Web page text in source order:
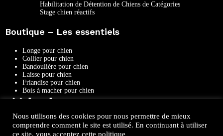
Habilitation de Détention de Chiens de Catégories
Stage chien réactifs
Boutique – Les essentiels
Longe pour chien
Collier pour chien
Bandoulière pour chien
Laisse pour chien
Friandise pour chien
Bois à macher pour chien
Nous utilisons des cookies pour nous permettre de mieux
comprendre comment le site est utilisé. En continuant à utiliser
ce site, vous acceptez cette politique